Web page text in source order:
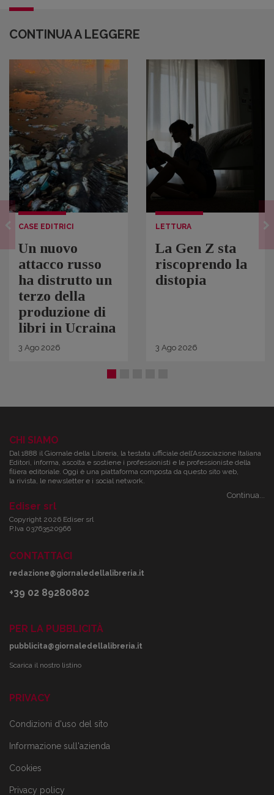
CONTINUA A LEGGERE
CASE EDITRICI
Un nuovo
attacco russo
ha distrutto un
terzo della
produzione di
libri in Ucraina
3 Ago 2026
LETTURA
La Gen Z sta
riscoprendo la
distopia
3 Ago 2026
CHI SIAMO
Dal 1888 il Giornale della Libreria, la testata ufficiale dell’Associazione Italiana
Editori, informa, ascolta e sostiene i professionisti e le professioniste della
filiera editoriale. Oggi è una piattaforma composta da questo sito web,
la rivista, le newsletter e i social network.
Continua...
Ediser srl
Copyright 2026 Ediser srl
P.Iva 03763520966
CONTATTACI
redazione@giornaledellalibreria.it
+39 02 89280802
PER LA PUBBLICITÀ
pubblicita@giornaledellalibreria.it
Scarica il nostro listino
PRIVACY
Condizioni d'uso del sito
Informazione sull'azienda
Cookies
Privacy policy